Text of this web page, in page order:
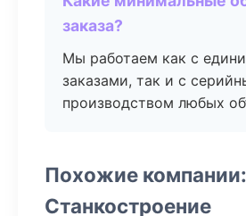
заказа?
Мы работаем как с
заказами, так и с
производством любых
Похожие компании:
Станкостроение